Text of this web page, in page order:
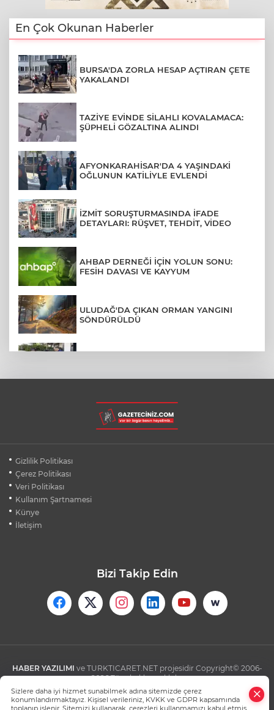
En Çok Okunan Haberler
BURSA'DA ZORLA HESAP AÇTIRAN ÇETE
YAKALANDI
TAZİYE EVİNDE SİLAHLI KOVALAMACA:
ŞÜPHELİ GÖZALTINA ALINDI
AFYONKARAHİSAR'DA 4 YAŞINDAKİ
OĞLUNUN KATİLİYLE EVLENDİ
İZMİT SORUŞTURMASINDA İFADE
DETAYLARI: RÜŞVET, TEHDİT, VİDEO
AHBAP DERNEĞİ İÇİN YOLUN SONU:
FESİH DAVASI VE KAYYUM
ULUDAĞ'DA ÇIKAN ORMAN YANGINI
SÖNDÜRÜLDÜ
ASLI HÜNEL'DEN BURSA'DA
UNUTULMAZ KONSER
VAN'DA İŞİTME ENGELLİ MÜŞTERİ,
Gizlilik Politikası
Çerez Politikası
Veri Politikası
Kullanım Şartnamesi
Künye
İletişim
Bizi Takip Edin
HABER YAZILIMI ve TURKTICARET.NET projesidir Copyright© 2006-
2026 Tüm hakları saklıdır.
Sizlere daha iyi hizmet sunabilmek adına sitemizde çerez
konumlandırmaktayız. Kişisel verileriniz, KVKK ve GDPR kapsamında
toplanıp işlenir. Sitemizi kullanarak, çerezleri kullanmamızı kabul etmiş